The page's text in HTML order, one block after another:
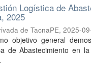
Logística de
2025
de TacnaPE,2025-
objetivo general
de Abastecimiento en